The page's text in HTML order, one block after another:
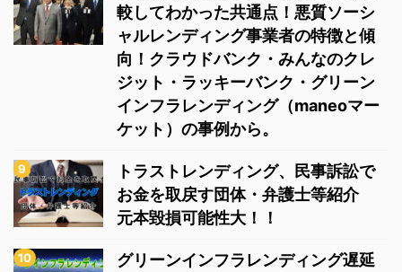
較してわかった共通点！悪質ソーシ
ャルレンディング事業者の特徴と傾
向！クラウドバンク・みんなのクレ
ジット・ラッキーバンク・グリーン
インフラレンディング（maneoマー
ケット）の事例から。
トラストレンディング、民事訴訟で
お金を取戻す団体・弁護士等紹介
元本毀損可能性大！！
グリーンインフラレンディング遅延